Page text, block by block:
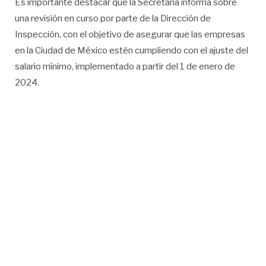
Es importante destacar que la Secretaría informa sobre
una revisión en curso por parte de la Dirección de
Inspección, con el objetivo de asegurar que las empresas
en la Ciudad de México estén cumpliendo con el ajuste del
salario mínimo, implementado a partir del 1 de enero de
2024.